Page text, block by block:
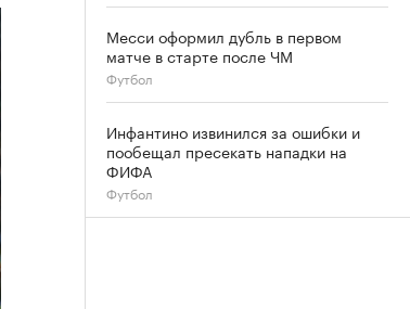
Месси оформил дубль в первом
матче в старте после ЧМ
Футбол
Инфантино извинился за ошибки и
пообещал пресекать нападки на
ФИФА
Футбол